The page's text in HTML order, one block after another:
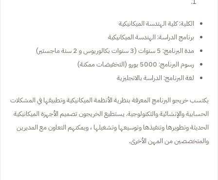
الكلية: كلية الهندسة الميكانيكية
برنامج الدراسة: الهندسة الميكانيكية
مدة البرنامج: 5 سنوات (3 سنوات بكالوريوس و 2 سنة ماجستير)
رسوم البرنامج: 5000 يورو (التخفيضات ممكنة)
لغة البرنامج: الدراسة بالانجليزية
يكتسب خريجو البرنامج المعرفة بنظرية الأنظمة الميكانيكية وتطبيقها في المشكلات
الحسابية والإنشائية والتكنولوجية. يستطيع الخريجون تصميم الأجهزة الميكانيكية
الحديثة وتطويرها وتنفيذها وتوسيعها وتشغيلها ، ويمكنهم التعاون مع المديرين
والمتخصصين من المهن الأخرى.